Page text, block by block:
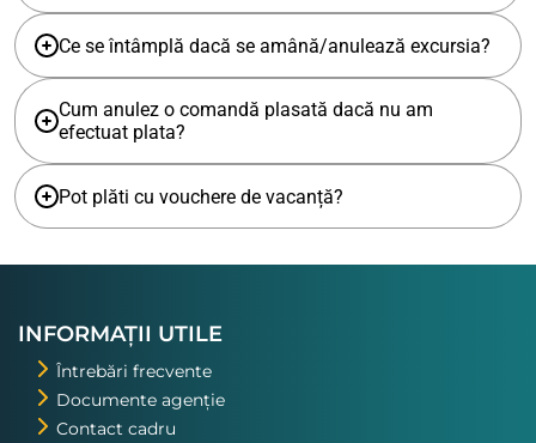
Ce se întâmplă dacă se amână/anulează excursia?
Cum anulez o comandă plasată dacă nu am
efectuat plata?
Pot plăti cu vouchere de vacanță?
INFORMAȚII UTILE
Întrebări frecvente
Documente agenție
Contact cadru